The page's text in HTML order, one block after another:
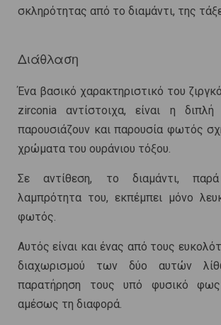
σκληρότητας από το διαμάντι, της
Διάθλαση
Ένα βασικό χαρακτηριστικό του
zirconia αντίστοιχα, είναι η
παρουσιάζουν και παρουσία φωτός
χρώματα του ουράνιου τόξου.
Σε αντίθεση, το διαμάντι,
λαμπρότητα του, εκπέμπει μόνο
φωτός.
Αυτός είναι και ένας από τους
διαχωρισμού των δύο αυτών
παρατήρηση τους υπό φυσικό φως
αμέσως τη διαφορά.